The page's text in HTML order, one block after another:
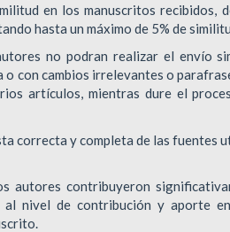
POLÍTICA
en los manuscritos recibidos,
hasta un máximo de 5% de
no podran realizar el envío
con cambios irrelevantes o
artículos, mientras dure el
correcta y completa de las fuentes
autores contribuyeron
nivel de contribución y aporte